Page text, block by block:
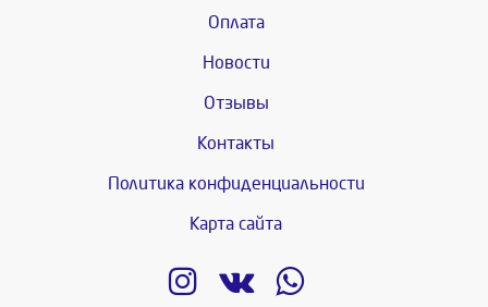
Оплата
Новости
Отзывы
Контакты
Политика конфиденциальности
Карта сайта